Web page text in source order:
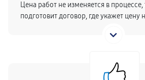
Цена работ не изменяется в процессе,
подготовит договор, где укажет цену